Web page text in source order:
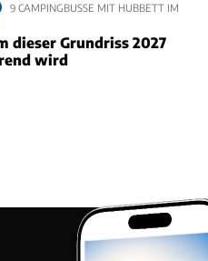
9 CAMPINGBUSSE MIT HUBBETT IM
dieser Grundriss 2027
wird